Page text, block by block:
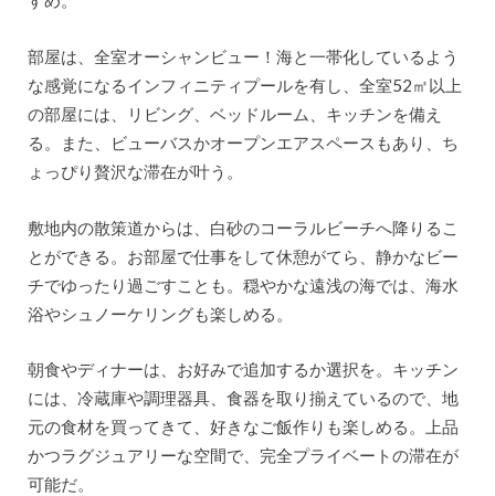
部屋は、全室オーシャンビュー！海と一帯化しているよう
な感覚になるインフィニティプールを有し、全室52㎡以上
の部屋には、リビング、ベッドルーム、キッチンを備え
る。また、ビューバスかオープンエアスペースもあり、ち
ょっぴり贅沢な滞在が叶う。
敷地内の散策道からは、白砂のコーラルビーチへ降りるこ
とができる。お部屋で仕事をして休憩がてら、静かなビー
チでゆったり過ごすことも。穏やかな遠浅の海では、海水
浴やシュノーケリングも楽しめる。
朝食やディナーは、お好みで追加するか選択を。キッチン
には、冷蔵庫や調理器具、食器を取り揃えているので、地
元の食材を買ってきて、好きなご飯作りも楽しめる。上品
かつラグジュアリーな空間で、完全プライベートの滞在が
可能だ。